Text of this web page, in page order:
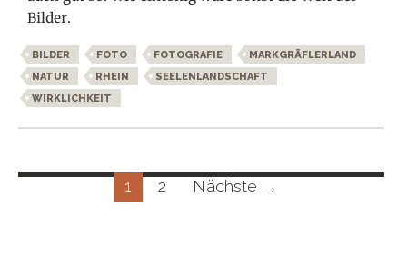
Bilder.
BILDER FOTO FOTOGRAFIE
MARKGRÄFLERLAND
NATUR
RHEIN
SEELENLANDSCHAFT
WIRKLICHKEIT
Beitragsnavigation
1 2 Nächste →